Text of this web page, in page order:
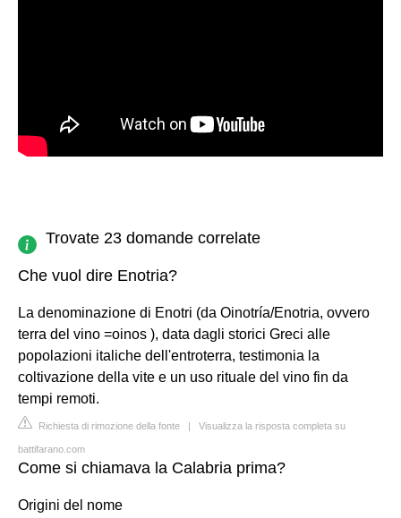
Trovate 23 domande correlate
Che vuol dire Enotria?
La denominazione di Enotri (da Oinotría/Enotria, ovvero
terra del vino =oinos ), data dagli storici Greci alle
popolazioni italiche dell'entroterra, testimonia la
coltivazione della vite e un uso rituale del vino fin da
tempi remoti.
Richiesta di rimozione della fonte | Visualizza la risposta completa su
battifarano.com
Come si chiamava la Calabria prima?
Origini del nome